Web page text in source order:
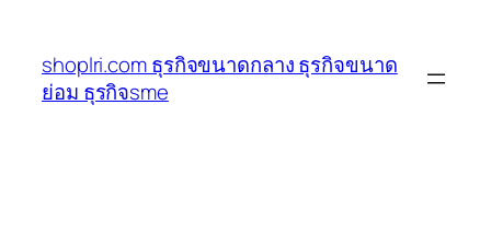
เนื้อหา
shoplri.com ธุรกิจขนาดกลาง ธุรกิจขนาด
ย่อม ธุรกิจsme